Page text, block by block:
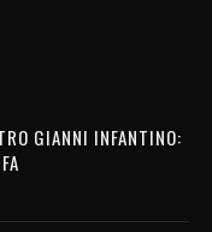
GIANNI INFANTINO: